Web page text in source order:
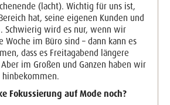
(lacht). Wichtig für uns ist,
hat, seine eigenen Kunden und
Schwierig wird es nur, wenn wir
Woche im Büro sind – dann kann es
dass es Freitagabend längere
im Großen und Ganzen haben wir
Fokussierung auf Mode noch?